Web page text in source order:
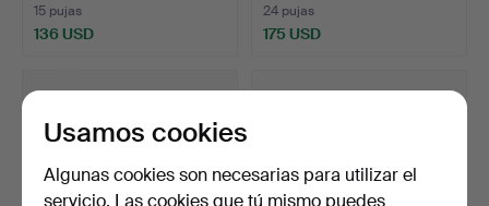
15 pujas
136 USD
24 pujas
175 USD
Usamos cookies
Algunas cookies son necesarias para utilizar el
servicio. Las cookies que tú mismo puedes